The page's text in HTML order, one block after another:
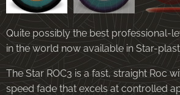
Quite possibly the best professional-
in the world now available in Star-
The Star ROC3 is a fast, straight Roc
speed fade that excels at controlled